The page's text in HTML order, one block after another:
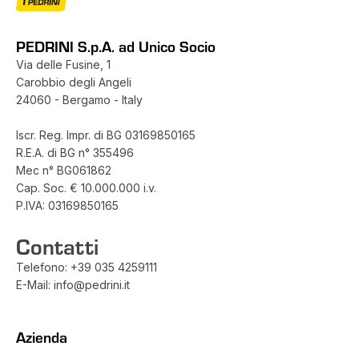
PEDRINI S.p.A. ad Unico Socio
Via delle Fusine, 1
Carobbio degli Angeli
24060 - Bergamo - Italy
Iscr. Reg. Impr. di BG 03169850165
R.E.A. di BG n° 355496
Mec n° BG061862
Cap. Soc. € 10.000.000 i.v.
P.IVA: 03169850165
Contatti
Telefono: +39 035 4259111
E-Mail: info@pedrini.it
Azienda